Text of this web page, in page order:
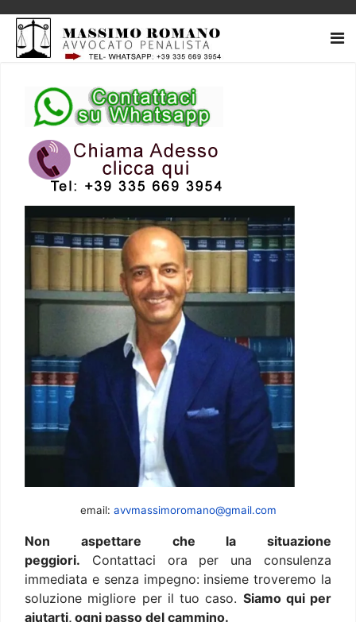
email: avvmassimoromano@gmail.com
Non aspettare che la situazione
peggiori. Contattaci ora per una consulenza
immediata e senza impegno: insieme troveremo la
soluzione migliore per il tuo caso. Siamo qui per
aiutarti, ogni passo del cammino.